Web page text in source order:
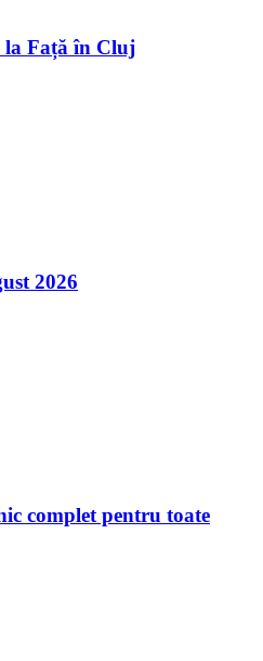
la Față în Cluj
2026
complet pentru toate